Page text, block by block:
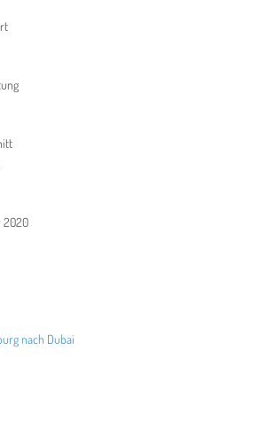
2020
nach Dubai